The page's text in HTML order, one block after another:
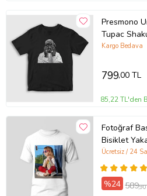
Presmono
Tupac
Kargo Bedava
799,00 TL
85,22 TL'den
Fotoğraf
Bisiklet
Ücretsiz / 24
%24 589,90